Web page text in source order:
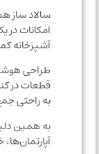
سالاد ساز همه
امکانات در یک
آشپزخانه کمک
طراحی
قطعات در کنار
به راحتی
به همین دلیل
آپارتمان‌ها،